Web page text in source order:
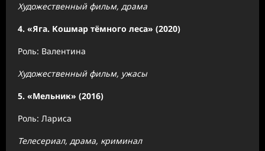
Художественный фильм, драма
4. «Яга. Кошмар тёмного леса» (2020)
Роль: Валентина
Художественный фильм, ужасы
5. «Мельник» (2016)
Роль: Лариса
Телесериал, драма, криминал